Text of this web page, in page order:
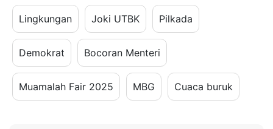
Lingkungan Joki UTBK Pilkada
Demokrat Bocoran Menteri
Muamalah Fair 2025 MBG Cuaca buruk